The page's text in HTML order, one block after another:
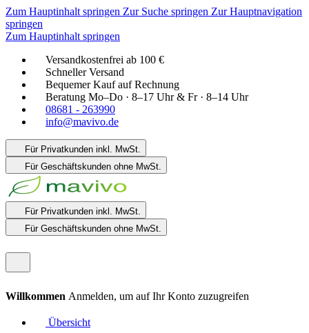
Zum Hauptinhalt springen Zur Suche springen Zur Hauptnavigation
springen
Zum Hauptinhalt springen
Versandkostenfrei ab 100 €
Schneller Versand
Bequemer Kauf auf Rechnung
Beratung Mo–Do · 8–17 Uhr & Fr · 8–14 Uhr
08681 - 263990
info@mavivo.de
Für Privatkunden inkl. MwSt.
Für Geschäftskunden ohne MwSt.
Für Privatkunden inkl. MwSt.
Für Geschäftskunden ohne MwSt.
Willkommen Anmelden, um auf Ihr Konto zuzugreifen
Übersicht